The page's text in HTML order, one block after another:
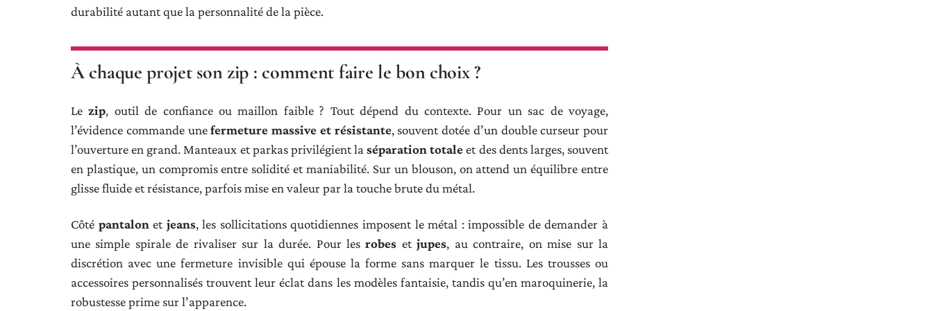
durabilité autant que la personnalité de la pièce.
À chaque projet son zip : comment faire le bon choix ?
Lezip, outil de confiance ou maillon faible ? Tout dépend du contexte. Pour un sac de voyage,
l’évidence commande unefermeture massive et résistante, souvent dotée d’un double curseur pour
l’ouverture en grand. Manteaux et parkas privilégient laséparation totaleet des dents larges, souvent
en plastique, un compromis entre solidité et maniabilité. Sur un blouson, on attend un équilibre entre
glisse fluide et résistance, parfois mise en valeur par la touche brute du métal.
Côté pantalon et jeans, les sollicitations quotidiennes imposent le métal : impossible de demander à
une simple spirale de rivaliser sur la durée. Pour lesrobes etjupes, au contraire, on mise sur la
discrétion avec une fermeture invisible qui épouse la forme sans marquer le tissu. Les trousses ou
accessoires personnalisés trouvent leur éclat dans les modèles fantaisie, tandis qu’en maroquinerie, la
robustesse prime sur l’apparence.